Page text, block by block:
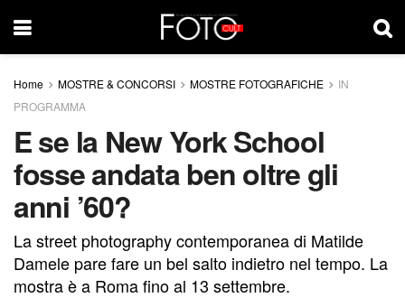
Home MOSTRE & CONCORSI MOSTRE FOTOGRAFICHE
IN
PROGRAMMA
E se la New York School
fosse andata ben oltre gli
anni ’60?
La street photography contemporanea di Matilde
Damele pare fare un bel salto indietro nel tempo. La
mostra è a Roma fino al 13 settembre.